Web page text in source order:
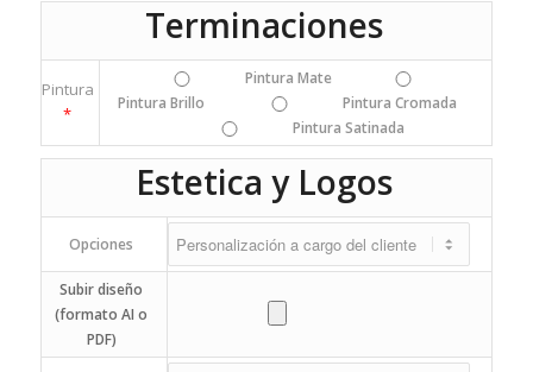
Terminaciones
Pintura
*
Pintura Mate
Pintura Brillo
Pintura Cromada
Pintura Satinada
Estetica y Logos
Opciones
Subir diseño
(formato AI o
PDF)